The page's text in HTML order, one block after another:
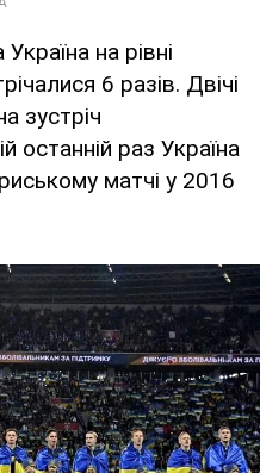
Україна на рівні
6 разів. Двічі
зустріч
останній раз Україна
матчі у 2016